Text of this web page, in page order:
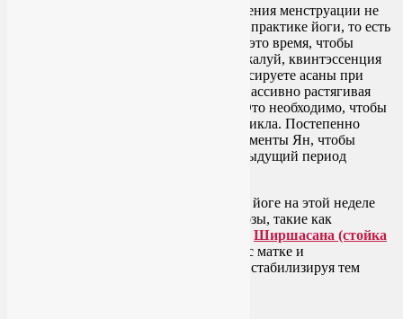
В ходе первых двух дней после завершения менструации не
спешите возвращаться к своей норме в практике йоги, то есть
к полноценной нагрузке. Используйте это время, чтобы
попрактиковаться в Инь-йоге. Это, пожалуй, квинтэссенция
женской йоги, когда вы длительно фиксируете асаны при
максимальном расслаблении, мягко и пассивно растягивая
мышцы и связки, раскрывая суставы. Это необходимо, чтобы
набраться энергии в начале женского цикла. Постепенно
добавляйте силовые и динамичные элементы Ян, чтобы
восстановить силы, утраченные в предыдущий период
Наиболее важными асанами в женской йоге на этой неделе
женского цикла будут перевернутые позы, такие как
Ширшасана (стойка
. Они помогут вернуть тонус матке и
сбалансировать эндокринную систему, стабилизируя тем